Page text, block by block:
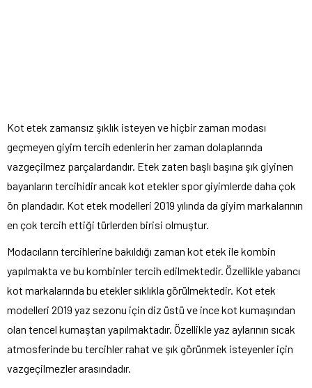
Kot etek zamansız şıklık isteyen ve hiçbir zaman modası
geçmeyen giyim tercih edenlerin her zaman dolaplarında
vazgeçilmez parçalardandır. Etek zaten başlı başına şık giyinen
bayanların tercihidir ancak kot etekler spor giyimlerde daha çok
ön plandadır. Kot etek modelleri 2019 yılında da giyim markalarının
en çok tercih ettiği türlerden birisi olmuştur.
Modacıların tercihlerine bakıldığı zaman kot etek ile kombin
yapılmakta ve bu kombinler tercih edilmektedir. Özellikle yabancı
kot markalarında bu etekler sıklıkla görülmektedir. Kot etek
modelleri 2019 yaz sezonu için diz üstü ve ince kot kumaşından
olan tencel kumaştan yapılmaktadır. Özellikle yaz aylarının sıcak
atmosferinde bu tercihler rahat ve şık görünmek isteyenler için
vazgeçilmezler arasındadır.